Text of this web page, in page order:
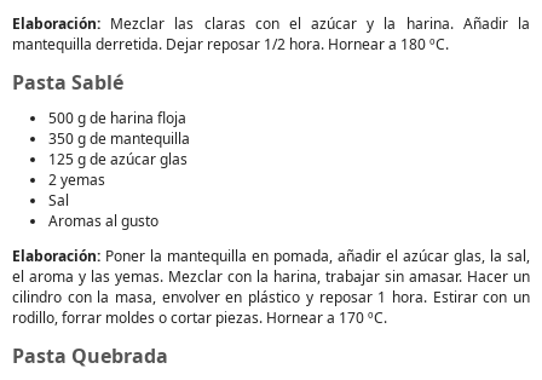
Elaboración: Mezclar las claras con el azúcar y la harina. Añadir la
mantequilla derretida. Dejar reposar 1/2 hora. Hornear a 180 ºC.
Pasta Sablé
500 g de harina floja
350 g de mantequilla
125 g de azúcar glas
2 yemas
Sal
Aromas al gusto
Elaboración: Poner la mantequilla en pomada, añadir el azúcar glas, la sal,
el aroma y las yemas. Mezclar con la harina, trabajar sin amasar. Hacer un
cilindro con la masa, envolver en plástico y reposar 1 hora. Estirar con un
rodillo, forrar moldes o cortar piezas. Hornear a 170 ºC.
Pasta Quebrada